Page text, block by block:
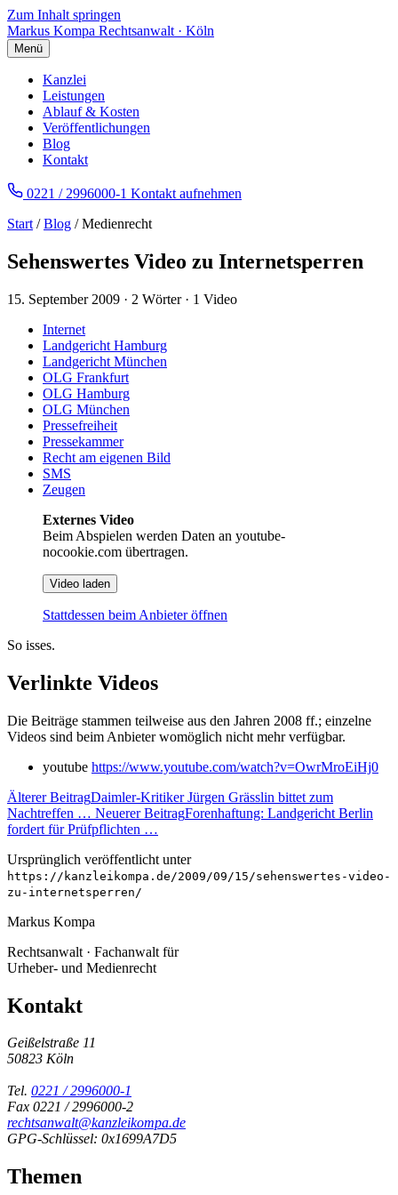
Zum Inhalt springen
Markus Kompa Rechtsanwalt · Köln
Menü
Kanzlei
Leistungen
Ablauf & Kosten
Veröffentlichungen
Blog
Kontakt
0221 / 2996000-1 Kontakt aufnehmen
Start /Blog / Medienrecht
Sehenswertes Video zu Internetsperren
15. September 2009 · 2 Wörter · 1 Video
Internet
Landgericht Hamburg
Landgericht München
OLG Frankfurt
OLG Hamburg
OLG München
Pressefreiheit
Pressekammer
Recht am eigenen Bild
SMS
Zeugen
Externes Video
Beim Abspielen werden Daten an youtube-
nocookie.com übertragen.
Video laden
Stattdessen beim Anbieter öffnen
So isses.
Verlinkte Videos
Die Beiträge stammen teilweise aus den Jahren 2008 ff.; einzelne
Videos sind beim Anbieter womöglich nicht mehr verfügbar.
youtube https://www.youtube.com/watch?v=OwrMroEiHj0
Älterer BeitragDaimler-Kritiker Jürgen Grässlin bittet zum
Nachtreffen … Neuerer BeitragForenhaftung: Landgericht Berlin
fordert für Prüfpflichten …
Ursprünglich veröffentlicht unter
https://kanzleikompa.de/2009/09/15/sehenswertes-video-
zu-internetsperren/
Markus Kompa
Rechtsanwalt · Fachanwalt für
Urheber- und Medienrecht
Kontakt
Geißelstraße 11
50823 Köln
Tel. 0221 / 2996000-1
Fax 0221 / 2996000-2
rechtsanwalt@kanzleikompa.de
GPG-Schlüssel: 0x1699A7D5
Themen